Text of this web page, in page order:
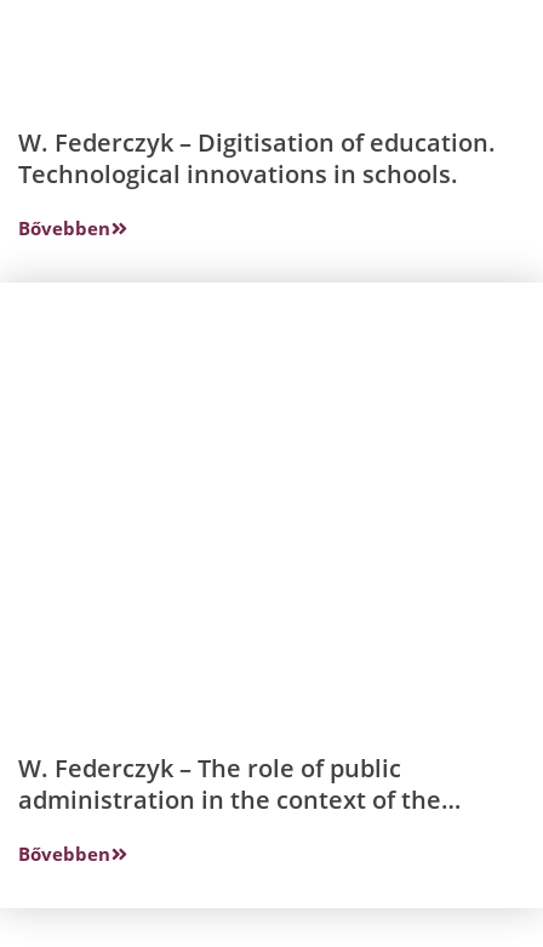
W. Federczyk – Digitisation of education.
Technological innovations in schools.
Bővebben
W. Federczyk – The role of public
administration in the context of the
Bővebben